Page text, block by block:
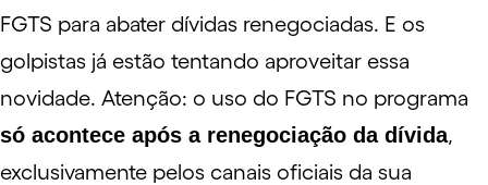
FGTS para abater dívidas renegociadas. E os
golpistas já estão tentando aproveitar essa
novidade. Atenção: o uso do FGTS no programa
só acontece após a renegociação da dívida,
exclusivamente pelos canais oficiais da sua